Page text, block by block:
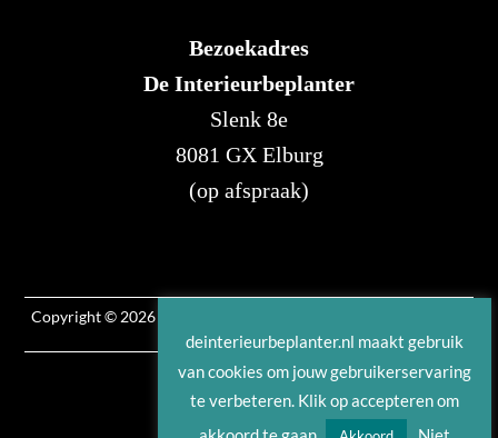
Bezoekadres
De Interieurbeplanter
Slenk 8e
8081 GX Elburg
(op afspraak)
Copyright © 2026 | Deze website is ontwikkeld door
Internetmarketing
deinterieurbeplanter.nl maakt gebruik
van cookies om jouw gebruikerservaring
te verbeteren. Klik op accepteren om